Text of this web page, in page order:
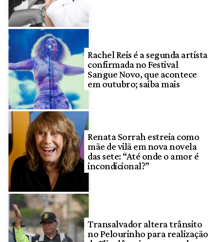
Rachel Reis é a segunda artista
confirmada no Festival
Sangue Novo, que acontece
em outubro; saiba mais
Renata Sorrah estreia como
mãe de vilã em nova novela
das sete: “Até onde o amor é
incondicional?”
Transalvador altera trânsito
no Pelourinho para realização